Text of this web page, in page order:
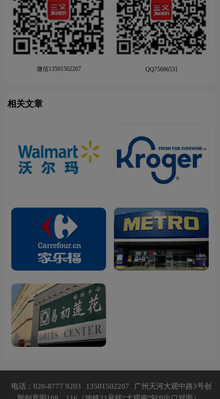
微信13501502207 QQ75696531
相关文章
电话：020-8777 9203 13501502207
广州天河大观中路3号创